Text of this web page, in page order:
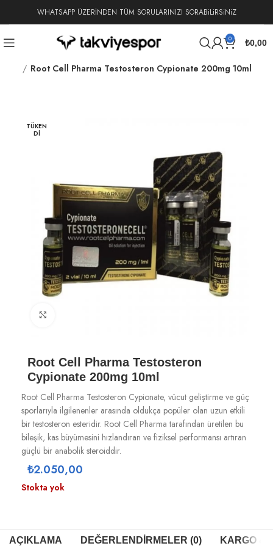
WHATSAPP ÜZERİNDEN TÜM SORULARINIZI SORABiLiRSiNiZ
0 ₺0,00
Root Cell Pharma Testosteron Cypionate 200mg 10ml
TÜKEN
DI
Root Cell Pharma Testosteron
Cypionate 200mg 10ml
Root Cell Pharma Testosteron Cypionate, vücut geliştirme ve güç
sporlarıyla ilgilenenler arasında oldukça popüler olan uzun etkili
bir testosteron esteridir. Root Cell Pharma tarafından üretilen bu
bileşik, kas büyümesini hızlandıran ve fiziksel performansı artıran
güçlü bir anabolik steroiddir.
₺2.050,00
Stokta yok
AÇIKLAMA DEĞERLENDIRMELER (0) KARGO &